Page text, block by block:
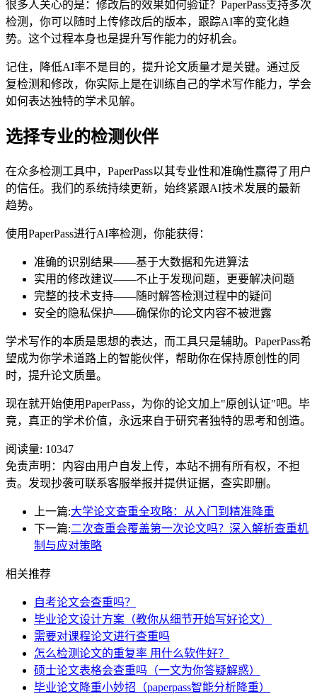
很多人关心的是：修改后的效果如何验证？PaperPass支持多次
检测，你可以随时上传修改后的版本，跟踪AI率的变化趋
势。这个过程本身也是提升写作能力的好机会。
记住，降低AI率不是目的，提升论文质量才是关键。通过反
复检测和修改，你实际上是在训练自己的学术写作能力，学会
如何表达独特的学术见解。
选择专业的检测伙伴
在众多检测工具中，PaperPass以其专业性和准确性赢得了用户
的信任。我们的系统持续更新，始终紧跟AI技术发展的最新
趋势。
使用PaperPass进行AI率检测，你能获得：
准确的识别结果——基于大数据和先进算法
实用的修改建议——不止于发现问题，更要解决问题
完整的技术支持——随时解答检测过程中的疑问
安全的隐私保护——确保你的论文内容不被泄露
学术写作的本质是思想的表达，而工具只是辅助。PaperPass希
望成为你学术道路上的智能伙伴，帮助你在保持原创性的同
时，提升论文质量。
现在就开始使用PaperPass，为你的论文加上"原创认证"吧。毕
竟，真正的学术价值，永远来自于研究者独特的思考和创造。
阅读量: 10347
免责声明：内容由用户自发上传，本站不拥有所有权，不担
责。发现抄袭可联系客服举报并提供证据，查实即删。
上一篇:大学论文查重全攻略：从入门到精准降重
下一篇:二次查重会覆盖第一次论文吗？深入解析查重机
制与应对策略
相关推荐
自考论文会查重吗？
毕业论文设计方案（教你从细节开始写好论文）
需要对课程论文进行查重吗
怎么检测论文的重复率 用什么软件好？
硕士论文表格会查重吗（一文为你答疑解惑）
毕业论文降重小妙招（paperpass智能分析降重）